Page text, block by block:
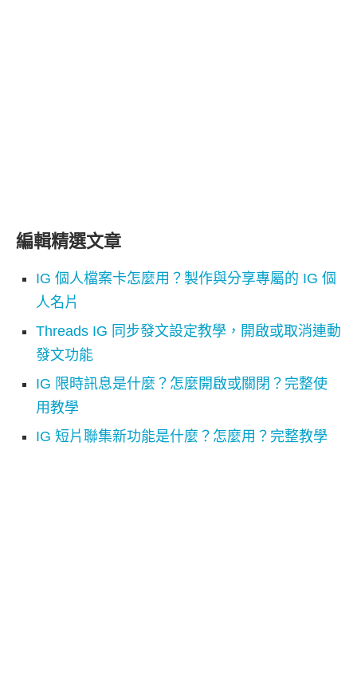
編輯精選文章
IG 個人檔案卡怎麼用？製作與分享專屬的 IG 個
人名片
Threads IG 同步發文設定教學，開啟或取消連動
發文功能
IG 限時訊息是什麼？怎麼開啟或關閉？完整使
用教學
IG 短片聯集新功能是什麼？怎麼用？完整教學